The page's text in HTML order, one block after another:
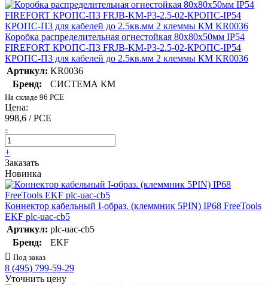
Коробка распределительная огнестойкая 80х80х50мм IP54
FIREFORT КРОПС-П3 FRJB-KM-P3-2.5-02-КРОПС-IP54
КРОПС-П3 для кабелей до 2.5кв.мм 2 клеммы КМ KR0036
Артикул: KR0036
Бренд:
СИСТЕМА КМ
На складе 96 PCE
Цена:
998,6 / PCE
-
+
Заказать
Новинка
Коннектор кабельный I-образ. (клеммник 5PIN) IP68 FreeTools
EKF plc-uac-cb5
Артикул: plc-uac-cb5
Бренд:
EKF
Под заказ
8 (495) 799-59-29
Уточнить цену